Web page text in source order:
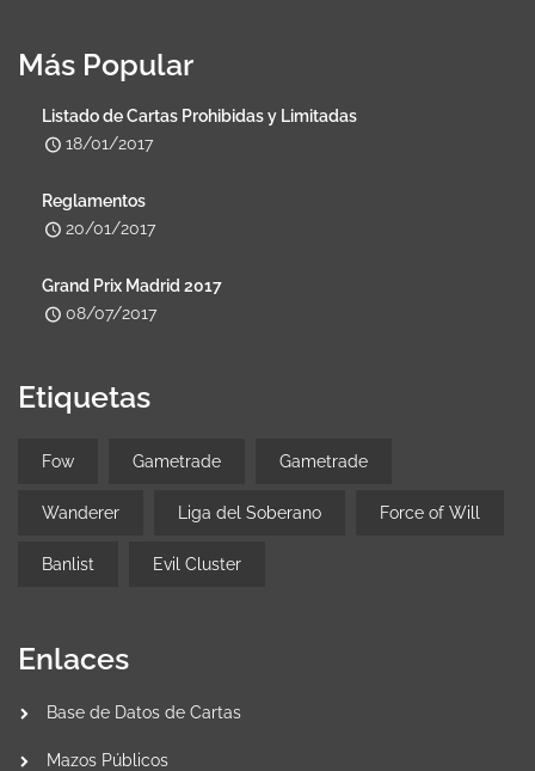
Más Popular
Listado de Cartas Prohibidas y Limitadas
18/01/2017
Reglamentos
20/01/2017
Grand Prix Madrid 2017
08/07/2017
Etiquetas
Fow Gametrade Gametrade
Wanderer Liga del Soberano Force of Will
Banlist Evil Cluster
Enlaces
Base de Datos de Cartas
Mazos Públicos